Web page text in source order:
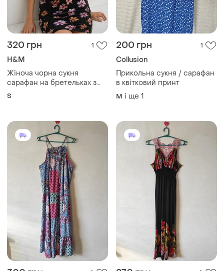
320 грн 1
H&M
Жіноча чорна сукня
сарафан на бретельках з
квітковим принтом h&m
S
200 грн 1
Collusion
Прикольна сукня / сарафан
в квітковий принт
M і ще 1